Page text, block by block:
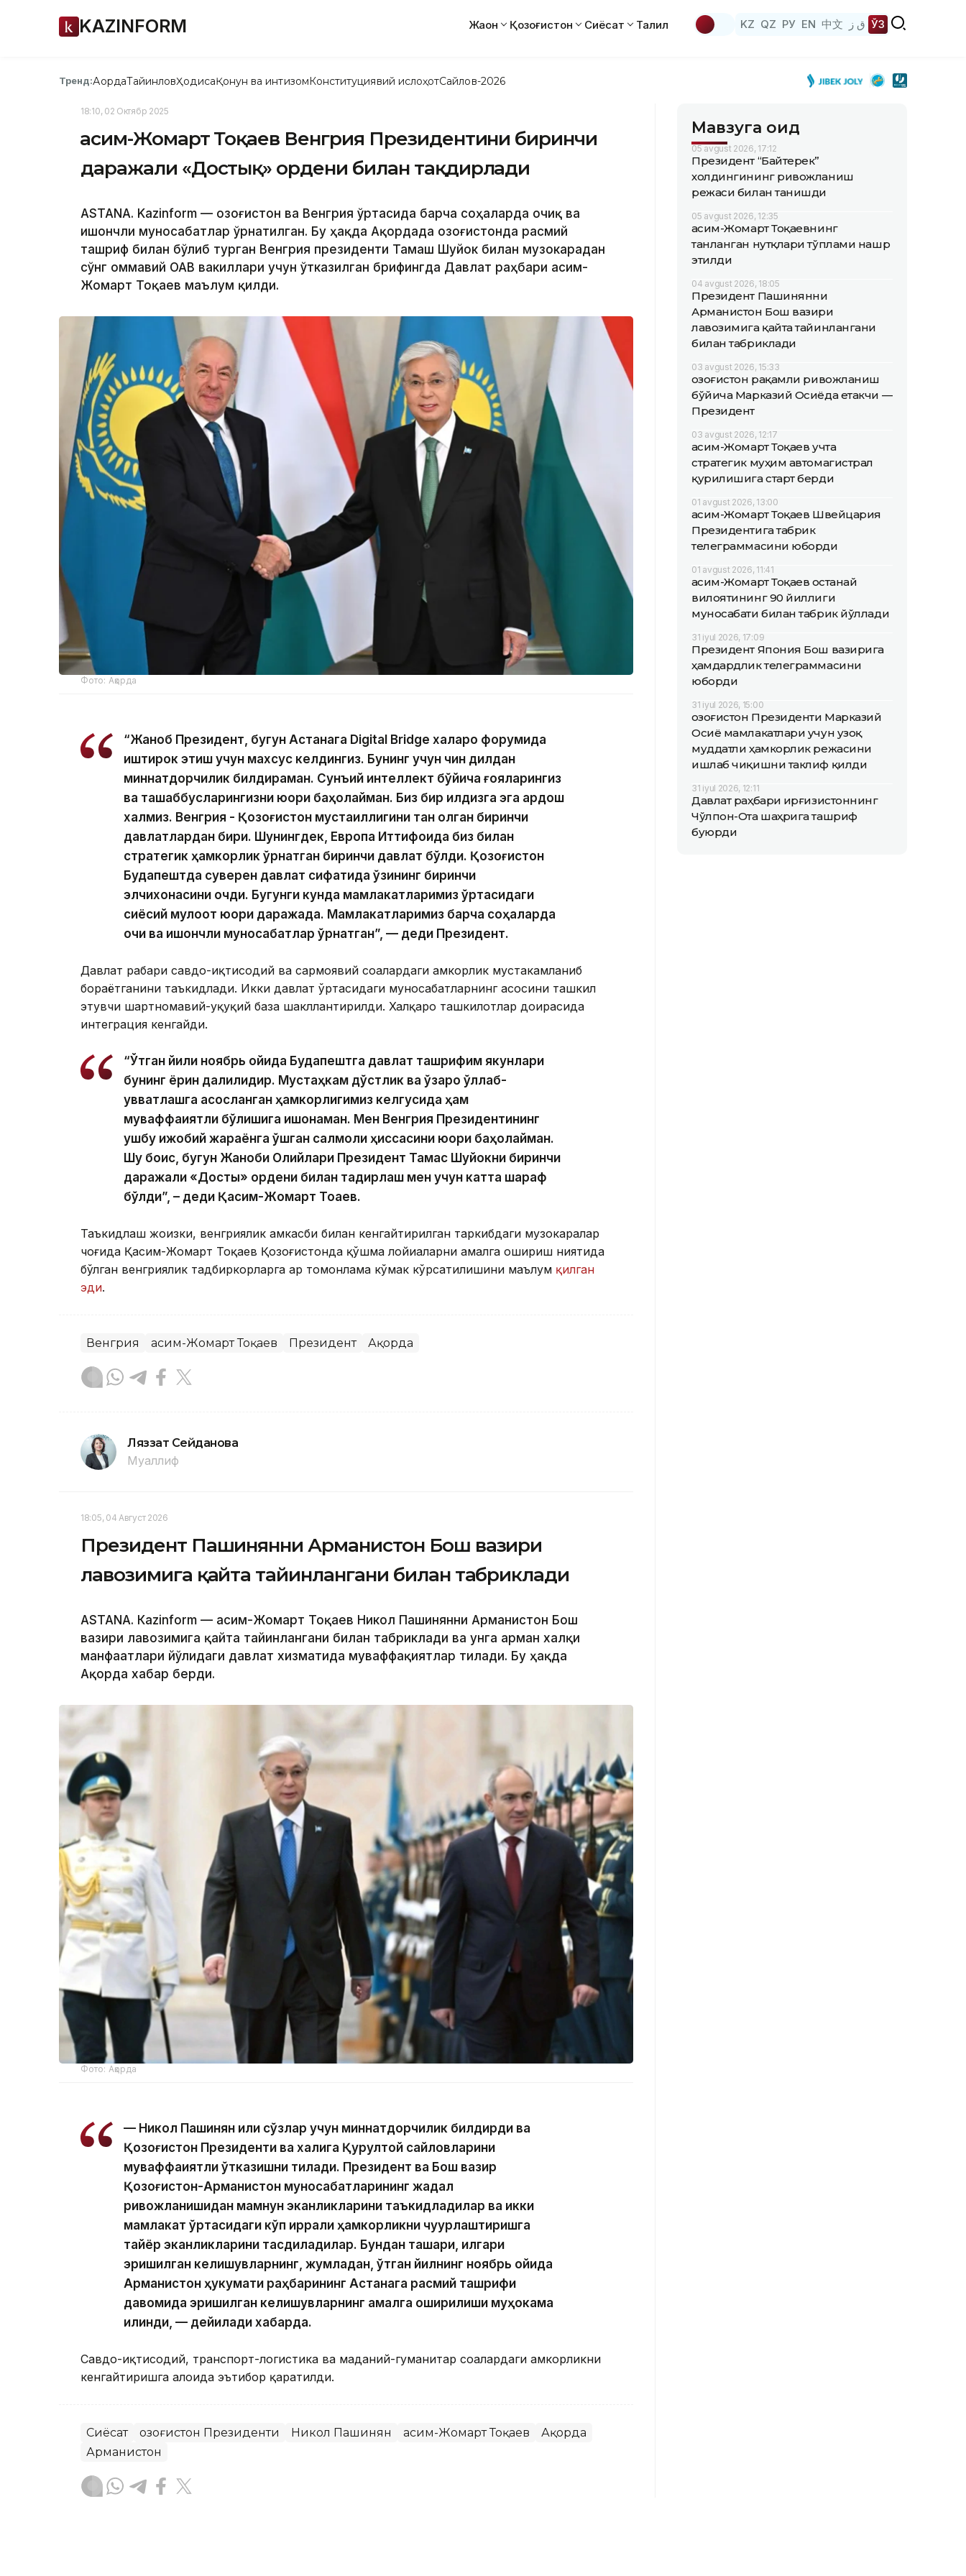
KAZINFORM Жаҳон Қозоғистон Сиёсат Таҳлил KZ QZ РУ EN 中文 ق ز ЎЗ
Тренд:АқордаТайинловҲодисаҚонун ва интизомКонституциявий ислоҳотСайлов-2026
18:10, 02 Октябр 2025
Қасим-Жомарт Тоқаев Венгрия Президентини биринчи
даражали «Достық» ордени билан тақдирлади
ASTANA. Kazinform — Қозоғистон ва Венгрия ўртасида барча соҳаларда очиқ ва
ишончли муносабатлар ўрнатилган. Бу ҳақда Ақордада Қозоғистонда расмий
ташриф билан бўлиб турган Венгрия президенти Тамаш Шуйок билан музокарадан
сўнг оммавий ОАВ вакиллари учун ўтказилган брифингда Давлат раҳбари Қасим-
Жомарт Тоқаев маълум қилди.
Фото: Ақорда
“Жаноб Президент, бугун Астанага Digital Bridge халқаро форумида
иштирок этиш учун махсус келдингиз. Бунинг учун чин дилдан
миннатдорчилик билдираман. Сунъий интеллект бўйича ғояларингиз
ва ташаббусларингизни юқори баҳолайман. Биз бир илдизга эга қардош
халқмиз. Венгрия - Қозоғистон мустақиллигини тан олган биринчи
давлатлардан бири. Шунингдек, Европа Иттифоқида биз билан
стратегик ҳамкорлик ўрнатган биринчи давлат бўлди. Қозоғистон
Будапештда суверен давлат сифатида ўзининг биринчи
элчихонасини очди. Бугунги кунда мамлакатларимиз ўртасидаги
сиёсий мулоқот юқори даражада. Мамлакатларимиз барча соҳаларда
очиқ ва ишончли муносабатлар ўрнатган”, — деди Президент.
Давлат раҳбари савдо-иқтисодий ва сармоявий соҳалардаги ҳамкорлик мустаҳкамланиб
бораётганини таъкидлади. Икки давлат ўртасидаги муносабатларнинг асосини ташкил
этувчи шартномавий-ҳуқуқий база шакллантирилди. Халқаро ташкилотлар доирасида
интеграция кенгайди.
“Ўтган йили ноябрь ойида Будапештга давлат ташрифим якунлари
бунинг ёрқин далилидир. Мустаҳкам дўстлик ва ўзаро қўллаб-
қувватлашга асосланган ҳамкорлигимиз келгусида ҳам
муваффақиятли бўлишига ишонаман. Мен Венгрия Президентининг
ушбу ижобий жараёнга қўшган салмоқли ҳиссасини юқори баҳолайман.
Шу боис, бугун Жаноби Олийлари Президент Тамас Шуйокни биринчи
даражали «Достық» ордени билан тақдирлаш мен учун катта шараф
бўлди”, – деди Қасим-Жомарт Тоқаев.
Таъкидлаш жоизки, венгриялик ҳамкасби билан кенгайтирилган таркибдаги музокаралар
чоғида Қасим-Жомарт Тоқаев Қозоғистонда қўшма лойиҳаларни амалга ошириш ниятида
бўлган венгриялик тадбиркорларга ҳар томонлама кўмак кўрсатилишини маълум қилган
эди.
Венгрия Қасим-Жомарт Тоқаев Президент Ақорда
Ляззат Сейданова
Муаллиф
18:05, 04 Август 2026
Президент Пашинянни Арманистон Бош вазири
лавозимига қайта тайинлангани билан табриклади
ASTANА. Кazinform — Қасим-Жомарт Тоқаев Никол Пашинянни Арманистон Бош
вазири лавозимига қайта тайинлангани билан табриклади ва унга арман халқи
манфаатлари йўлидаги давлат хизматида муваффақиятлар тилади. Бу ҳақда
Ақорда хабар берди.
Фото: Ақорда
— Никол Пашинян илиқ сўзлар учун миннатдорчилик билдирди ва
Қозоғистон Президенти ва халқига Қурултой сайловларини
муваффақиятли ўтказишни тилади. Президент ва Бош вазир
Қозоғистон-Арманистон муносабатларининг жадал
ривожланишидан мамнун эканликларини таъкидладилар ва икки
мамлакат ўртасидаги кўп қиррали ҳамкорликни чуқурлаштиришга
тайёр эканликларини тасдиқладилар. Бундан ташқари, илгари
эришилган келишувларнинг, жумладан, ўтган йилнинг ноябрь ойида
Арманистон ҳукумати раҳбарининг Астанага расмий ташрифи
давомида эришилган келишувларнинг амалга оширилиши муҳокама
қилинди, — дейилади хабарда.
Савдо-иқтисодий, транспорт-логистика ва маданий-гуманитар соҳалардаги ҳамкорликни
кенгайтиришга алоҳида эътибор қаратилди.
Сиёсат Қозоғистон Президенти Никол Пашинян Қасим-Жомарт Тоқаев
Ақорда
Арманистон
Мавзуга оид
05 avgust 2026, 17:12
Президент “Байтерек”
холдингининг ривожланиш
режаси билан танишди
05 avgust 2026, 12:35
Қасим-Жомарт Тоқаевнинг
танланган нутқлари тўплами нашр
этилди
04 avgust 2026, 18:05
Президент Пашинянни
Арманистон Бош вазири
лавозимига қайта тайинлангани
билан табриклади
03 avgust 2026, 15:33
Қозоғистон рақамли ривожланиш
бўйича Марказий Осиёда етакчи —
Президент
03 avgust 2026, 12:17
Қасим-Жомарт Тоқаев учта
стратегик муҳим автомагистрал
қурилишига старт берди
01 avgust 2026, 13:00
Қасим-Жомарт Тоқаев Швейцария
Президентига табрик
телеграммасини юборди
01 avgust 2026, 11:41
Қасим-Жомарт Тоқаев Қостанай
вилоятининг 90 йиллиги
муносабати билан табрик йўллади
31 iyul 2026, 17:09
Президент Япония Бош вазирига
ҳамдардлик телеграммасини
юборди
31 iyul 2026, 15:00
Қозоғистон Президенти Марказий
Осиё мамлакатлари учун узоқ
муддатли ҳамкорлик режасини
ишлаб чиқишни таклиф қилди
31 iyul 2026, 12:11
Давлат раҳбари Қирғизистоннинг
Чўлпон-Ота шаҳрига ташриф
буюрди